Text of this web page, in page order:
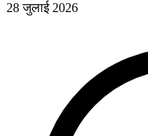
28 जुलाई 2026